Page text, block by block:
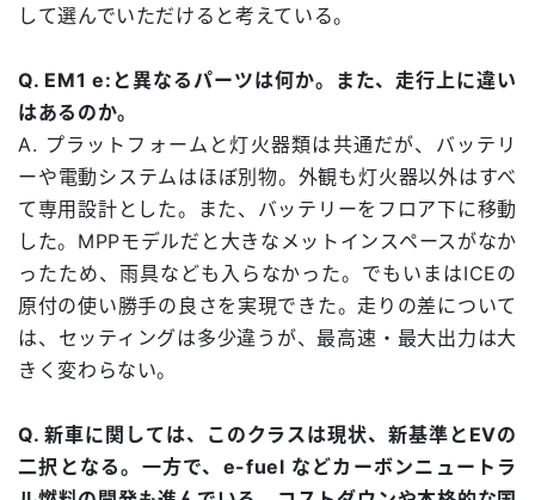
して選んでいただけると考えている。
Q. EM1 e:と異なるパーツは何か。また、走行上に違い
はあるのか。
A. プラットフォームと灯火器類は共通だが、バッテリ
ーや電動システムはほぼ別物。外観も灯火器以外はすべ
て専用設計とした。また、バッテリーをフロア下に移動
した。MPPモデルだと大きなメットインスペースがなか
ったため、雨具なども入らなかった。でもいまはICEの
原付の使い勝手の良さを実現できた。走りの差について
は、セッティングは多少違うが、最高速・最大出力は大
きく変わらない。
Q. 新車に関しては、このクラスは現状、新基準とEVの
二択となる。一方で、e-fuel などカーボンニュートラ